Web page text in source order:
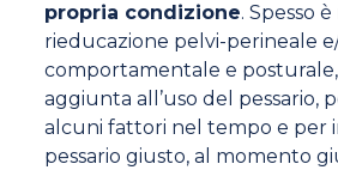
propria condizione. Spesso
rieducazione pelvi-perineale
comportamentale e
aggiunta all’uso del pessario,
alcuni fattori nel tempo e per
pessario giusto, al momento